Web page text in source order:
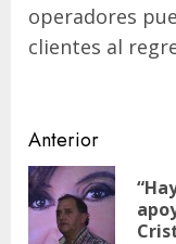
operadores
clientes al
Navegación
de
entradas
Anterior